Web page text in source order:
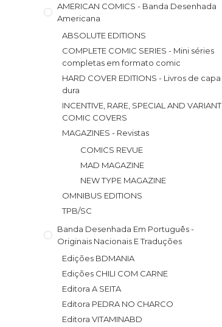
AMERICAN COMICS - Banda Desenhada
Americana
ABSOLUTE EDITIONS
COMPLETE COMIC SERIES - Mini séries
completas em formato comic
HARD COVER EDITIONS - Livros de capa
dura
INCENTIVE, RARE, SPECIAL AND VARIANT
COMIC COVERS
MAGAZINES - Revistas
COMICS REVUE
MAD MAGAZINE
NEW TYPE MAGAZINE
OMNIBUS EDITIONS
TPB/SC
Banda Desenhada Em Português -
Originais Nacionais E Traduções
Edições BDMANIA
Edições CHILI COM CARNE
Editora A SEITA
Editora PEDRA NO CHARCO
Editora VITAMINABD